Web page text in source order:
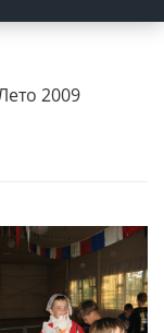
2009